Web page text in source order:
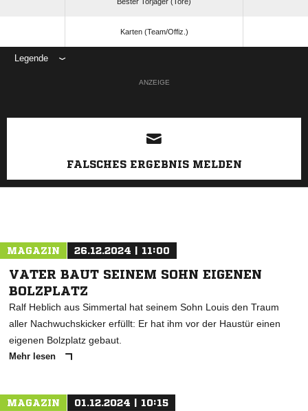
Karten (Team/Offiz.)
Legende
ANZEIGE
FALSCHES ERGEBNIS MELDEN
MAGAZIN 26.12.2024 | 11:00
VATER BAUT SEINEM SOHN EIGENEN
BOLZPLATZ
Ralf Heblich aus Simmertal hat seinem Sohn Louis den Traum
aller Nachwuchskicker erfüllt: Er hat ihm vor der Haustür einen
eigenen Bolzplatz gebaut.
Mehr lesen
MAGAZIN 01.12.2024 | 10:15